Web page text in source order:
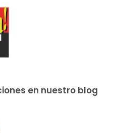
en nuestro blog